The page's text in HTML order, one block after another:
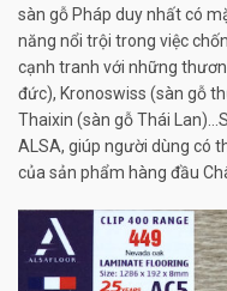
sàn gỗ Pháp duy nhất có
năng nổi trội trong việc
cạnh tranh với những
đức), Kronoswiss (sàn gỗ
Thaixin (sàn gỗ Thái
ALSA, giúp người dùng có
của sản phẩm hàng đầu